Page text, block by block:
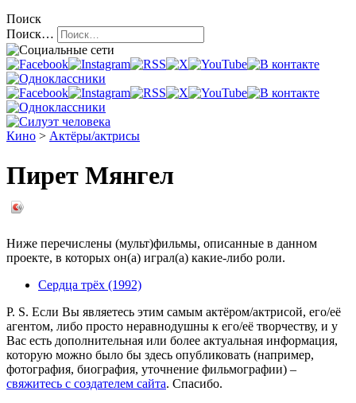
Поиск
Поиск…
Кино > Актёры/актрисы
Пирет Мянгел
Ниже перечислены (мульт)фильмы, описанные в данном
проекте, в которых он(а) играл(а) какие-либо роли.
Сердца трёх (1992)
P. S. Если Вы являетесь этим самым актёром/актрисой, его/её
агентом, либо просто неравнодушны к его/её творчеству, и у
Вас есть дополнительная или более актуальная информация,
которую можно было бы здесь опубликовать (например,
фотография, биография, уточнение фильмографии) –
свяжитесь с создателем сайта. Спасибо.